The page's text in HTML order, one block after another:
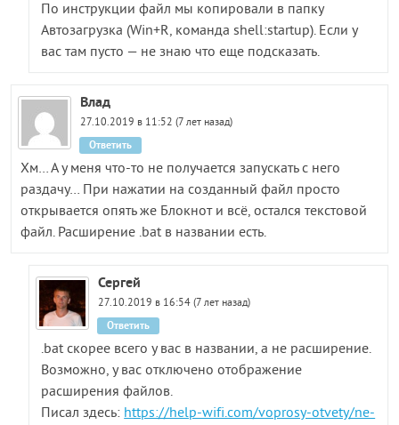
По инструкции файл мы копировали в папку
Автозагрузка (Win+R, команда shell:startup). Если у
вас там пусто — не знаю что еще подсказать.
Влад
27.10.2019 в 11:52 (7 лет назад)
Хм… А у меня что-то не получается запускать с него
раздачу… При нажатии на созданный файл просто
открывается опять же Блокнот и всё, остался текстовой
файл. Расширение .bat в названии есть.
Ответить
Сергей
27.10.2019 в 16:54 (7 лет назад)
.bat скорее всего у вас в названии, а не расширение.
Возможно, у вас отключено отображение
расширения файлов.
Писал здесь:https://help-wifi.com/voprosy-otvety/ne-
Ответить